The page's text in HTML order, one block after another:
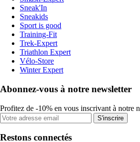
Sneak'In
Sneakids
Sport is good
Training-Fit
Trek-Expert
Triathlon Expert
Vélo-Store
Winter Expert
Abonnez-vous à notre newsletter
Profitez de -10% en vous inscrivant à notre
S'inscrire
Restons connectés